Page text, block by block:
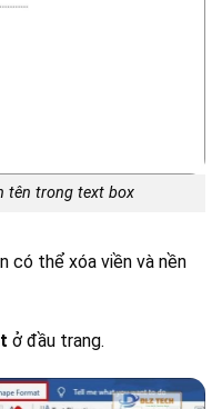
tên trong text box
có thể xóa viền và nền
ở đầu trang.